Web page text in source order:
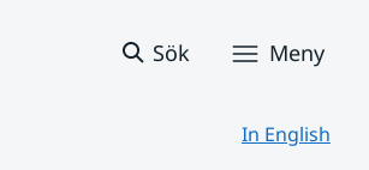
Sök Meny
In English